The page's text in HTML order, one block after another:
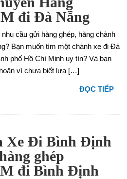
đi Đà Nẵng
nhu cầu gửi hàng ghép, hàng chành
Bạn muốn tìm một chành xe đi Đà
phố Hồ Chí Minh uy tín? Và bạn
vì chưa biết lựa […]
ĐỌC TIẾP
Xe Đi Bình Định
ghép
đi Bình Định